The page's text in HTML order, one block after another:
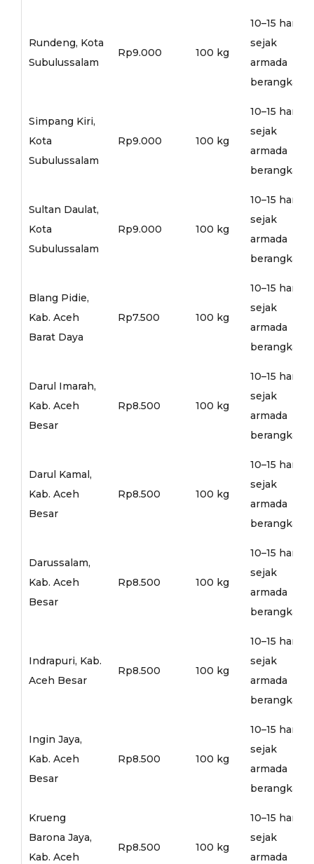
Rundeng, Kota
Subulussalam
Rp9.000 100 kg
10–15 hari
sejak
armada
berangkat
Simpang Kiri,
Kota
Subulussalam
Rp9.000 100 kg
10–15 hari
sejak
armada
berangkat
Sultan Daulat,
Kota
Subulussalam
Rp9.000 100 kg
10–15 hari
sejak
armada
berangkat
Blang Pidie,
Kab. Aceh
Barat Daya
Rp7.500 100 kg
10–15 hari
sejak
armada
berangkat
Darul Imarah,
Kab. Aceh
Besar
Rp8.500 100 kg
10–15 hari
sejak
armada
berangkat
Darul Kamal,
Kab. Aceh
Besar
Rp8.500 100 kg
10–15 hari
sejak
armada
berangkat
Darussalam,
Kab. Aceh
Besar
Rp8.500 100 kg
10–15 hari
sejak
armada
berangkat
Indrapuri, Kab.
Aceh Besar
Rp8.500 100 kg
10–15 hari
sejak
armada
berangkat
Ingin Jaya,
Kab. Aceh
Besar
Rp8.500 100 kg
10–15 hari
sejak
armada
berangkat
Krueng
Barona Jaya,
Kab. Aceh
Rp8.500 100 kg
10–15 hari
sejak
armada